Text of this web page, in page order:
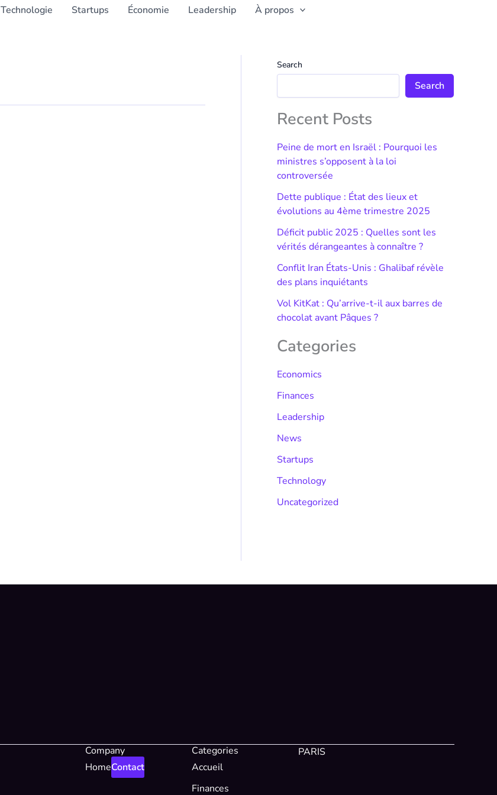
Technologie Startups Économie Leadership À propos
Search
Search
Recent Posts
Peine de mort en Israël : Pourquoi les
ministres s’opposent à la loi
controversée
Dette publique : État des lieux et
évolutions au 4ème trimestre 2025
Déficit public 2025 : Quelles sont les
vérités dérangeantes à connaître ?
Conflit Iran États-Unis : Ghalibaf révèle
des plans inquiétants
Vol KitKat : Qu’arrive-t-il aux barres de
chocolat avant Pâques ?
Categories
Economics
Finances
Leadership
News
Startups
Technology
Uncategorized
Company
HomeContact
Categories
Accueil
Finances
PARIS